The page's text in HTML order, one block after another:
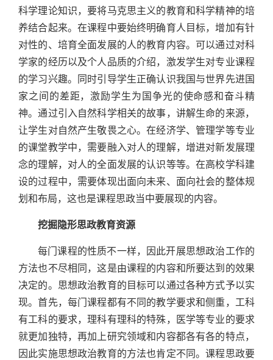
科学理论知识，要将马克思主义的教育和科学精神的培
养结合起来。在课程中要始终明确育人目标，增加有针
对性的、培育全面发展的人的教育内容。可以通过对科
学家的经历以及个人品质的介绍，激发学生对专业课程
的学习兴趣。同时引导学生正确认识我国与世界先进国
家之间的差距，激励学生为国争光的使命感和奋斗精
神。通过引入自然科学相关的故事，讲解生命的来源，
让学生对自然产生敬畏之心。在经济学、管理学等专业
的课堂教学中，需要融入对人的理解，增进对新发展理
念的理解，对人的全面发展的认识等等。在高校学科建
设的过程中，需要体现出面向未来、面向社会的整体规
划和布局，这也是课程思政当中要展现的内容。
挖掘隐形思政教育资源
每门课程的性质不一样，因此开展思想政治工作的
方法也不尽相同，这是由课程的内容和所要达到的效果
决定的。思想政治教育的目标可以通过各种方式予以实
现。首先，每门课程都有不同的教学要求和侧重，工科
有工科的要求，理科有理科的特殊，医学等专业的要求
就更加独特，再加上研究领域和内容都各有各的特点，
因此实施思想政治教育的方法也肯定不同。课程思政要